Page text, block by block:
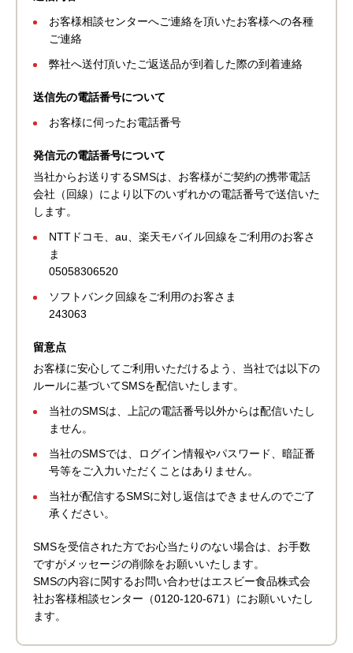
お客様相談センターへご連絡を頂いたお客様への各種
ご連絡
弊社へ送付頂いたご返送品が到着した際の到着連絡
送信先の電話番号について
お客様に伺ったお電話番号
発信元の電話番号について
当社からお送りするSMSは、お客様がご契約の携帯電話
会社（回線）により以下のいずれかの電話番号で送信いた
します。
NTTドコモ、au、楽天モバイル回線をご利用のお客さ
ま
05058306520
ソフトバンク回線をご利用のお客さま
243063
留意点
お客様に安心してご利用いただけるよう、当社では以下の
ルールに基づいてSMSを配信いたします。
当社のSMSは、上記の電話番号以外からは配信いたし
ません。
当社のSMSでは、ログイン情報やパスワード、暗証番
号等をご入力いただくことはありません。
当社が配信するSMSに対し返信はできませんのでご了
承ください。
SMSを受信された方でお心当たりのない場合は、お手数
ですがメッセージの削除をお願いいたします。
SMSの内容に関するお問い合わせはエスビー食品株式会
社お客様相談センター（0120-120-671）にお願いいたし
ます。